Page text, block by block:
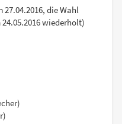
27.04.2016, die Wahl
wiederholt)